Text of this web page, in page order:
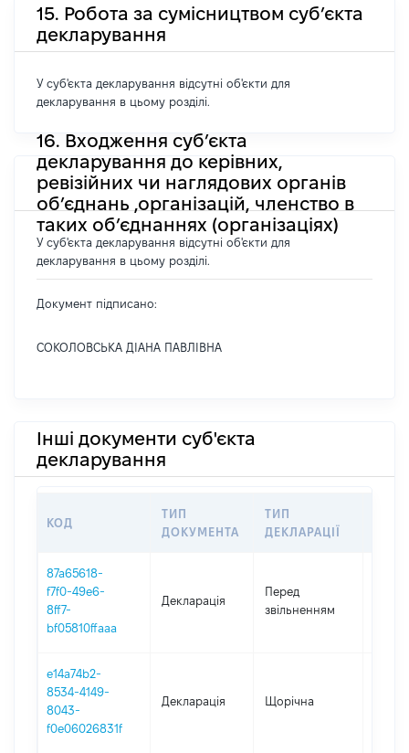
15. Робота за сумісництвом суб’єкта
декларування
У суб'єкта декларування відсутні об'єкти для
декларування в цьому розділі.
16. Входження суб’єкта
декларування до керівних,
ревізійних чи наглядових органів
об’єднань ,організацій, членство в
таких об’єднаннях (організаціях)
У суб'єкта декларування відсутні об'єкти для
декларування в цьому розділі.
Документ підписано:
СОКОЛОВСЬКА ДІАНА ПАВЛІВНА
Інші документи суб'єкта
декларування
КОД
ТИП
ДОКУМЕНТА
ТИП
ДЕКЛАРАЦІЇ
87a65618-
f7f0-49e6-
8ff7-
bf05810ffaaa
Декларація
Перед
звільненням
e14a74b2-
8534-4149-
8043-
f0e06026831f
Декларація Щорічна